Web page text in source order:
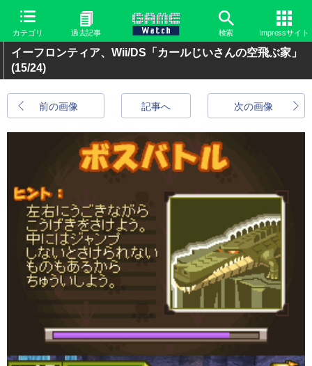
カテゴリ 過去記事 検索 Impressサイト
イーフロンティア、Wii/DS「カールじいさんの空飛ぶ家」
(15/24)
前の画像 次の画像
記事へ